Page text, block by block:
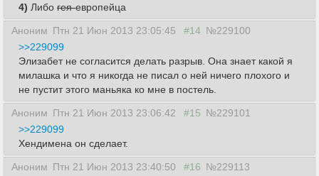
4) Либо гея-европейца
Аноним Птн 21 Июн 2013 23:05:45 #14 №229100
>>229099
Элизабет не согласится делать разрыв. Она знает какой я
милашка и что я никогда не писал о ней ничего плохого и
не пустит этого маньяка ко мне в постель.
Аноним Птн 21 Июн 2013 23:06:42 #15 №229101
>>229099
Хендимена он сделает.
Аноним Птн 21 Июн 2013 23:40:50 #16 №229113